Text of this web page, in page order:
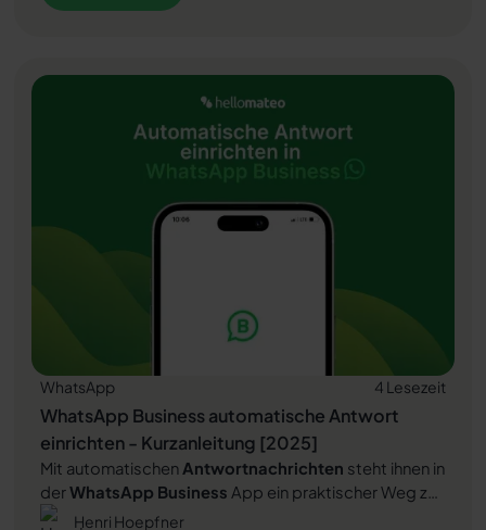
und damit gelten klare DSGVO-Vorgaben. Welche
erfahren Sie in diesem Artikel.
WhatsApp 4 Lesezeit
WhatsApp Business automatische Antwort
einrichten - Kurzanleitung [2025]
Mit automatischen Antwortnachrichten steht ihnen in
derWhatsApp Business App ein praktischer Weg zur
Verfügung, um ihre Kunden im digitalen Chat-Kanal
Henri Hoepfner